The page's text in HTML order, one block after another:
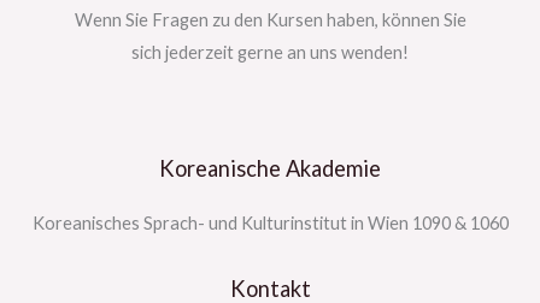
Wenn Sie Fragen zu den Kursen haben, können Sie
sich jederzeit gerne an uns wenden!
Koreanische Akademie
Koreanisches Sprach- und Kulturinstitut in Wien 1090 & 1060
Kontakt